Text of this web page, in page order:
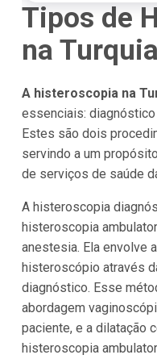
Tipos de
na Turquia
A histeroscopia na
essenciais:
Estes são dois
servindo a um
de serviços de saúde
A histeroscopia
histeroscopia
anestesia. Ela envolve
histeroscópio através
diagnóstico. Esse
abordagem
paciente, e a dilatação
histeroscopia